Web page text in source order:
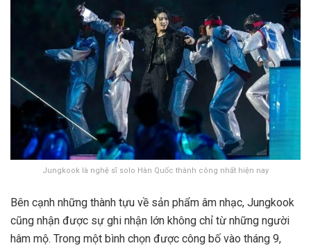
Jungkook là nghệ sĩ solo Hàn Quốc thành công nhất hiện nay
Bên cạnh những thành tựu về sản phẩm âm nhạc, Jungkook
cũng nhận được sự ghi nhận lớn không chỉ từ những người
hâm mộ. Trong một bình chọn được công bố vào tháng 9,